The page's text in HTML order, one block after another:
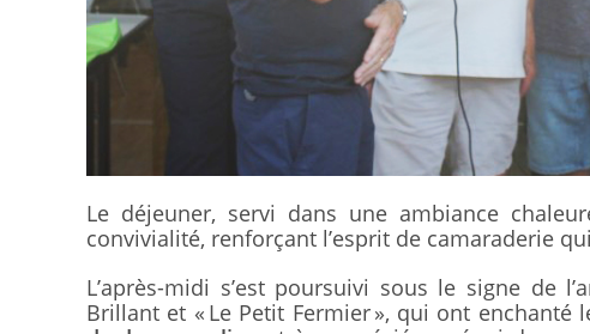
Le déjeuner, servi dans une ambiance
convivialité, renforçant l’esprit de camaraderie
L’après-midi s’est poursuivi sous le signe de
Brillant et « Le Petit Fermier », qui ont enchanté